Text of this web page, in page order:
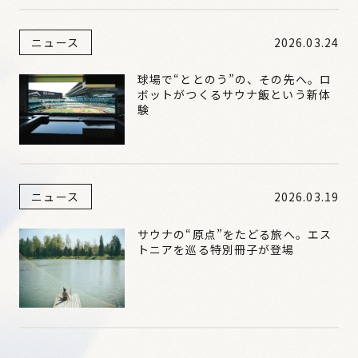
ニュース 2026.03.24
球場で“ととのう”の、その先へ。ロ
ボットがつくるサウナ飯という新体
験
ニュース 2026.03.19
サウナの“原点”をたどる旅へ。エス
トニアを巡る特別冊子が登場